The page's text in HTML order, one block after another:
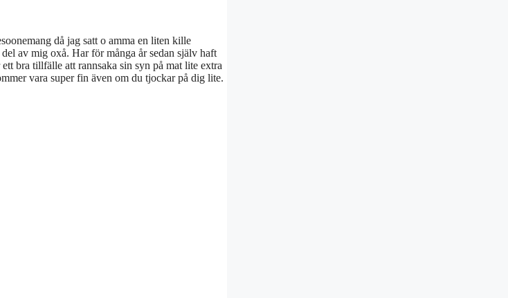
då jag satt o amma en liten kille
av mig oxå. Har för många år sedan själv haft
bra tillfälle att rannsaka sin syn på mat lite extra
vara super fin även om du tjockar på dig lite.